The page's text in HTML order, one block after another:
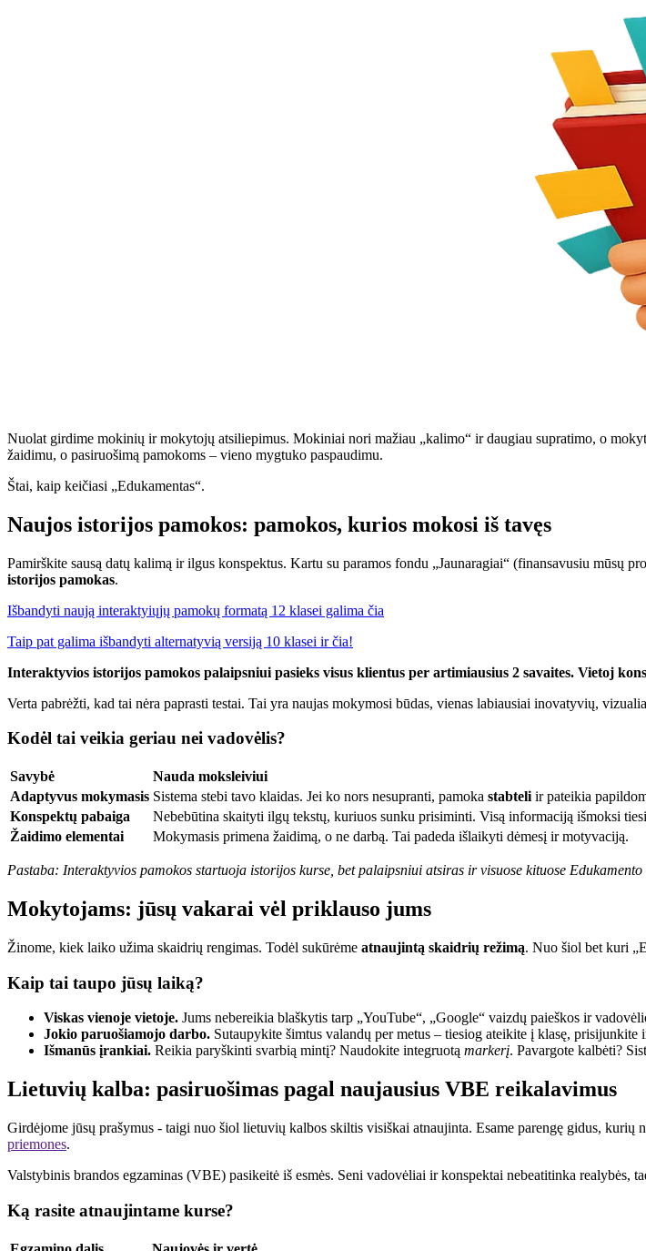
Nuolat girdime mokinių ir mokytojų atsiliepimus. Mokiniai nori mažiau „kalimo“ ir daugiau supratimo, o
žaidimu, o pasiruošimą pamokoms – vieno mygtuko paspaudimu.
Štai, kaip keičiasi „Edukamentas“.
Naujos istorijos pamokos: pamokos, kurios mokosi iš tavęs
Pamirškite sausą datų kalimą ir ilgus konspektus. Kartu su paramos fondu „Jaunaragiai“ (finansavusiu mūsų
istorijos pamokas.
Išbandyti naują interaktyiųjų pamokų formatą 12 klasei galima čia
Taip pat galima išbandyti alternatyvią versiją 10 klasei ir čia!
Interaktyvios istorijos pamokos palaipsniui pasieks visus klientus per artimiausius 2 savaites. Vietoj
Verta pabrėžti, kad tai nėra paprasti testai. Tai yra naujas mokymosi būdas, vienas labiausiai inovatyvių,
Kodėl tai veikia geriau nei vadovėlis?
Savybė
Nauda moksleiviui
Adaptyvus mokymasis Sistema stebi tavo klaidas. Jei ko nors nesupranti, pamoka stabteli ir pateikia
Konspektų pabaiga
Nebebūtina skaityti ilgų tekstų, kuriuos sunku prisiminti. Visą informaciją išmoksi
Žaidimo elementai
Mokymasis primena žaidimą, o ne darbą. Tai padeda išlaikyti dėmesį ir motyvaciją.
Pastaba: Interaktyvios pamokos startuoja istorijos kurse, bet palaipsniui atsiras ir visuose kituose
Mokytojams: jūsų vakarai vėl priklauso jums
Žinome, kiek laiko užima skaidrių rengimas. Todėl sukūrėme atnaujintą skaidrių režimą. Nuo šiol bet kuri
Kaip tai taupo jūsų laiką?
Viskas vienoje vietoje. Jums nebereikia blaškytis tarp „YouTube“, „Google“ vaizdų paieškos ir
Jokio paruošiamojo darbo. Sutaupykite šimtus valandų per metus – tiesiog ateikite į klasę, prisijunkite
Išmanūs įrankiai. Reikia paryškinti svarbią mintį? Naudokite integruotą markerį. Pavargote kalbėti?
Lietuvių kalba: pasiruošimas pagal naujausius VBE reikalavimus
Girdėjome jūsų prašymus - taigi nuo šiol lietuvių kalbos skiltis visiškai atnaujinta. Esame parengę gidus,
priemones.
Valstybinis brandos egzaminas (VBE) pasikeitė iš esmės. Seni vadovėliai ir konspektai nebeatitinka realybės,
Ką rasite atnaujintame kurse?